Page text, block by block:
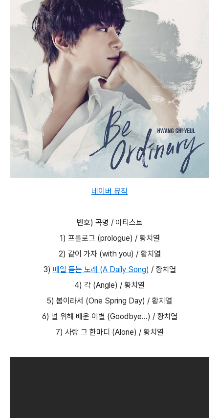
네이버 뮤직
번호) 곡명 / 아티스트
1) 프롤로그 (prologue) / 황치열
2) 같이 가자 (with you) / 황치열
3) 매일 듣는 노래 (A Daily Song) / 황치열
4) 각 (Angle) / 황치열
5) 봄이라서 (One Spring Day) / 황치열
6) 널 위해 배운 이별 (Goodbye...) / 황치열
7) 사랑 그 한마디 (Alone) / 황치열